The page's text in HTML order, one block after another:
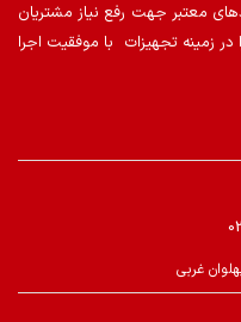
معتبر جهت رفع نیاز مشتریان
زمینه تجهیزات با موفقیت اجرا
غربی